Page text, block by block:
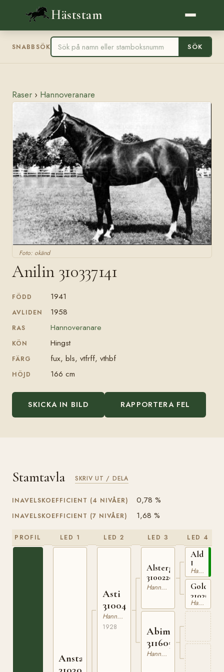
Häststam
SNABBSÖK SÖK
Raser › Hannoveranare
Foto: okänd
Anilin 310337141
FÖDD 1941
AVLIDEN 1958
RAS Hannoveranare
KÖN Hingst
FÄRG fux, bls, vtfrff, vthbf
HÖJD 166 cm
SKICKA IN BILD RAPPORTERA FEL
Stamtavla SKRIV UT / DELA
INAVELSKOEFFICIENT (4 NIVÅER) 0,78 %
INAVELSKOEFFICIENT (7 NIVÅER) 1,68 %
PROFIL LED 1
Anstand
LED 2
Asti
310043028
Hannoveranare
1928
LED 3
Alstergold
310022020
Hannoveranare
Abimota
311605623
Hannoveranare
LED 4
I
Hannoveranare
310362114
Hannoveranare